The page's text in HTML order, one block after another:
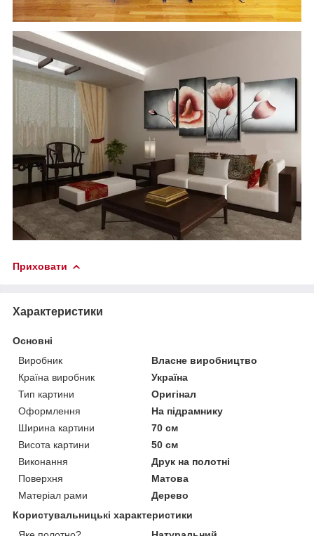
Приховати
Характеристики
Основні
Виробник
Власне виробництво
Країна виробник
Україна
Тип картини
Оригінал
Оформлення
На підрамнику
Ширина картини
70 см
Висота картини
50 см
Виконання
Друк на полотні
Поверхня
Матова
Матеріал рами
Дерево
Користувальницькі характеристики